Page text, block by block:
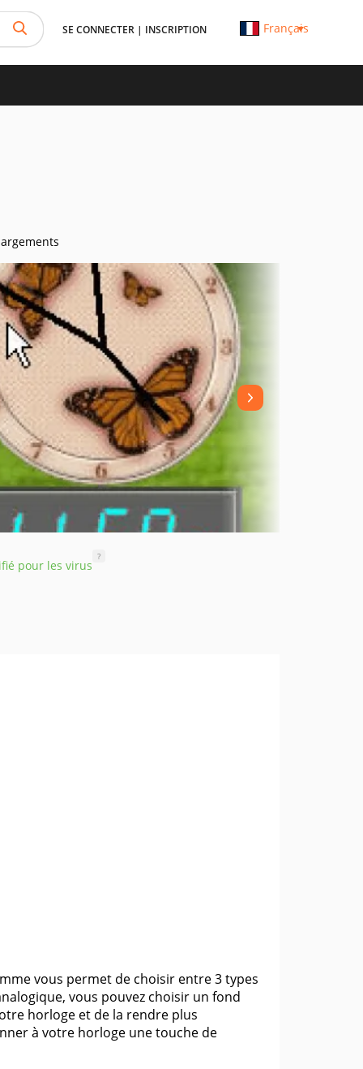
SE CONNECTER | INSCRIPTION Français
pour les virus
?
vous permet de choisir entre 3 types
vous pouvez choisir un fond
horloge et de la rendre plus
à votre horloge une touche de